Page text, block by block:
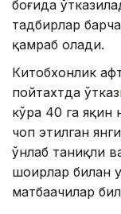
боғида
тадбирлар
қамраб олади.
Китобхонлик
пойтахтда
кўра 40 га яқин
чоп этилган
ўнлаб таниқли
шоирлар билан
матбаачилар